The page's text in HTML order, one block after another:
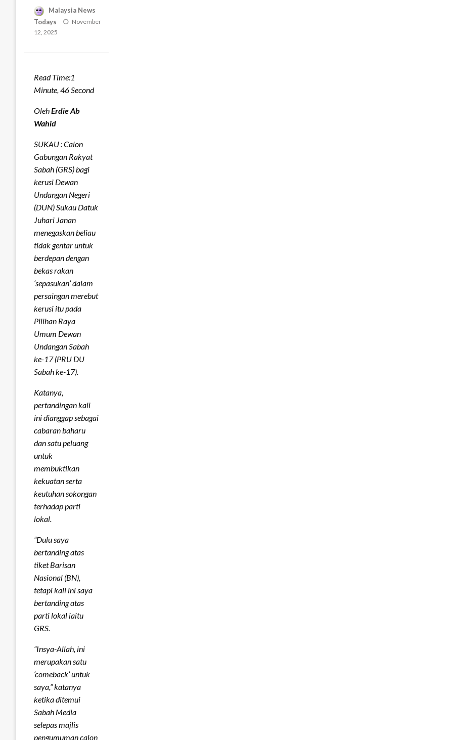
Malaysia News
Todays
Posted
November
12, 2025
Read Time:1
Minute, 46 Second
OlehErdie Ab
Wahid
SUKAU : Calon
Gabungan Rakyat
Sabah (GRS) bagi
kerusi Dewan
Undangan Negeri
(DUN) Sukau Datuk
Juhari Janan
menegaskan beliau
tidak gentar untuk
berdepan dengan
bekas rakan
‘sepasukan’ dalam
persaingan merebut
kerusi itu pada
Pilihan Raya
Umum Dewan
Undangan Sabah
ke-17 (PRU DU
Sabah ke-17).
Katanya,
pertandingan kali
ini dianggap sebagai
cabaran baharu
dan satu peluang
untuk
membuktikan
kekuatan serta
keutuhan sokongan
terhadap parti
lokal.
“Dulu saya
bertanding atas
tiket Barisan
Nasional (BN),
tetapi kali ini saya
bertanding atas
parti lokal iaitu
GRS.
“Insya-Allah, ini
merupakan satu
‘comeback’ untuk
saya,” katanya
ketika ditemui
Sabah Media
selepas majlis
pengumuman calon